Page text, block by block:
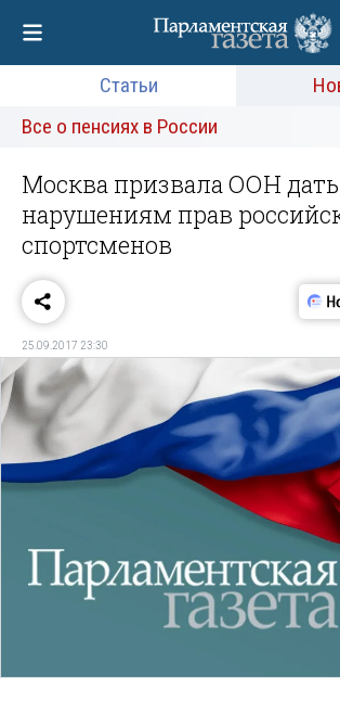
Статьи
Все о пенсиях в России
Москва призвала ООН
нарушениям прав
спортсменов
25.09.2017 23:30